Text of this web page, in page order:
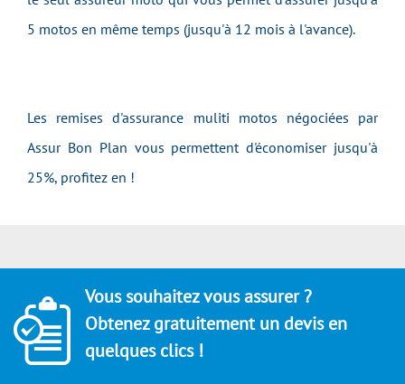
5 motos en même temps (jusqu'à 12 mois à l'avance).
Les remises d'assurance muliti motos négociées par
Assur Bon Plan vous permettent d'économiser jusqu'à
25%, profitez en !
Vous souhaitez vous assurer ?
Obtenez gratuitement un devis en
quelques clics !